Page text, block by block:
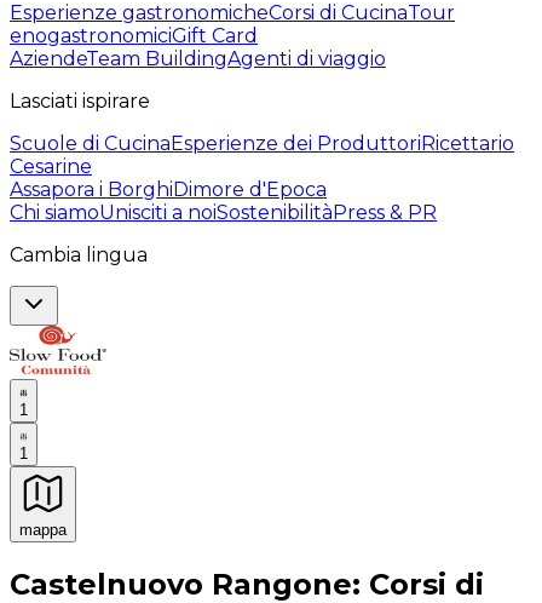
Esperienze gastronomicheCorsi di CucinaTour
enogastronomiciGift Card
AziendeTeam BuildingAgenti di viaggio
Lasciati ispirare
Scuole di CucinaEsperienze dei ProduttoriRicettario
Cesarine
Assapora i BorghiDimore d'Epoca
Chi siamoUnisciti a noiSostenibilitàPress & PR
Cambia lingua
1
1
mappa
Esperienze culinarie indimenticabili: Esperienze
Castelnuovo Rangone: Corsi di